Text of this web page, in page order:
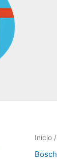
Início /
Bosch